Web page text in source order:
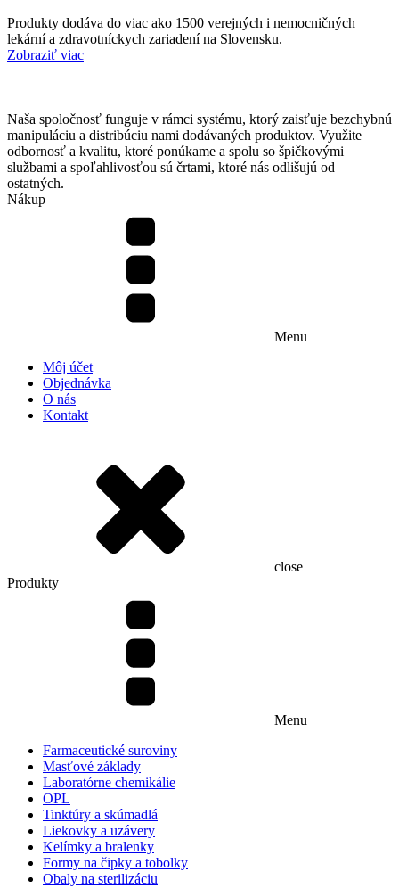
Produkty dodáva do viac ako 1500 verejných i nemocničných
lekární a zdravotníckych zariadení na Slovensku.
Zobraziť viac
Naša spoločnosť funguje v rámci systému, ktorý zaisťuje bezchybnú
manipuláciu a distribúciu nami dodávaných produktov. Využite
odbornosť a kvalitu, ktoré ponúkame a spolu so špičkovými
službami a spoľahlivosťou sú črtami, ktoré nás odlišujú od
ostatných.
Nákup
Menu
Môj účet
Objednávka
O nás
Kontakt
close
Produkty
Menu
Farmaceutické suroviny
Masťové základy
Laboratórne chemikálie
OPL
Tinktúry a skúmadlá
Liekovky a uzávery
Kelímky a bralenky
Formy na čipky a tobolky
Obaly na sterilizáciu